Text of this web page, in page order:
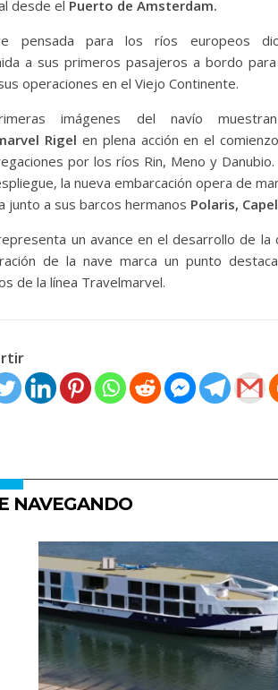
desde el Puerto de Amsterdam.
pensada para los ríos europeos
a sus primeros pasajeros a bordo
operaciones en el Viejo Continente.
imágenes del navío
Rigel en plena acción en el
por los ríos Rin, Meno y Danubio.
la nueva embarcación opera de
junto a sus barcos hermanos Polaris,
un avance en el desarrollo de
de la nave marca un punto
de la línea Travelmarvel.
NAVEGANDO